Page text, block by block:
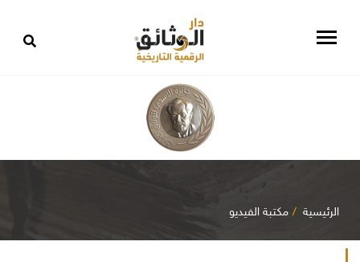
الرئيسية مكتبة الفيديو